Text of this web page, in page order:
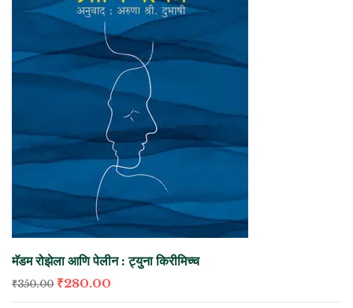
मॅडम रोझेला आणि पेलीन : ट्युना किरीमिच्च
₹350.00 ₹280.00